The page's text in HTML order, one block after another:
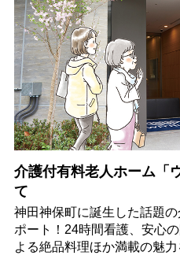
介護付有料老人ホーム「
て
神田神保町に誕生した話題
ポート！24時間看護、安心
よる絶品料理ほか満載の魅力